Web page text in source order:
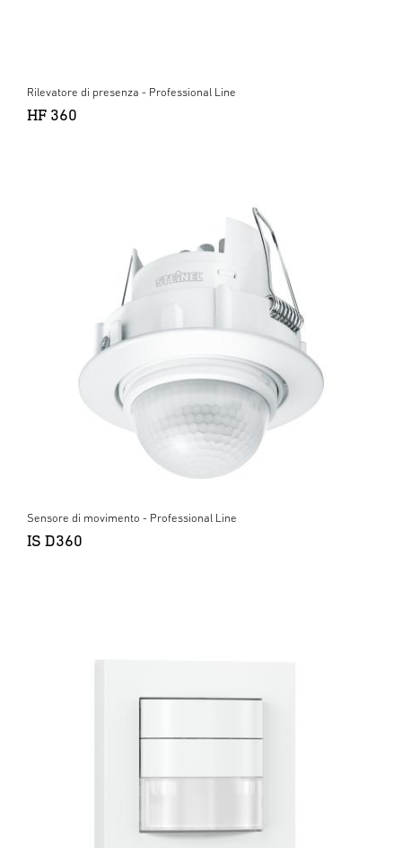
Rilevatore di presenza - Professional Line
HF 360
Sensore di movimento - Professional Line
IS D360